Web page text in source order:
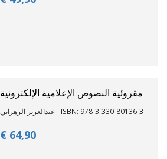
مقروئية النصوص الإعلامية الإلكترونية
عبدالعزيز الزهراني - ISBN: 978-3-330-80136-3
€ 64,90